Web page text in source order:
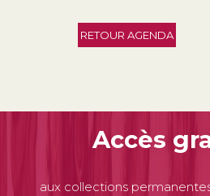
RETOUR AGENDA
Accès
aux collections